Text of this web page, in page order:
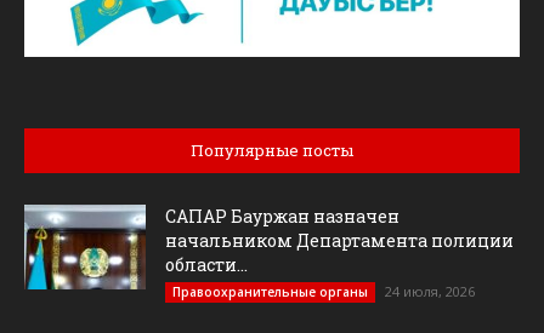
Популярные посты
САПАР Бауржан назначен
начальником Департамента полиции
области...
Правоохранительные органы 24 июля, 2026